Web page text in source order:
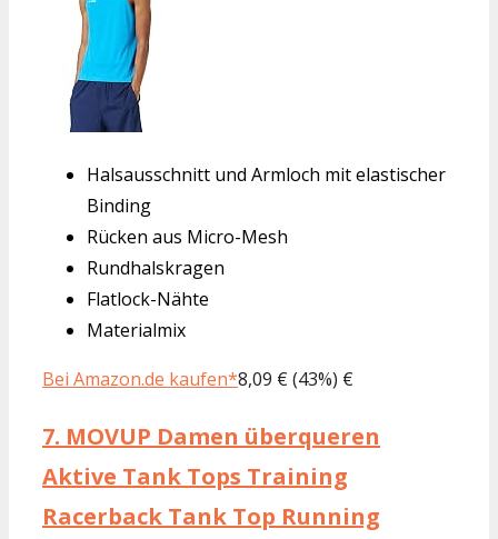
Halsausschnitt und Armloch mit elastischer
Binding
Rücken aus Micro-Mesh
Rundhalskragen
Flatlock-Nähte
Materialmix
Bei Amazon.de kaufen*8,09 € (43%) €
7. MOVUP Damen überqueren
Aktive Tank Tops Training
Racerback Tank Top Running